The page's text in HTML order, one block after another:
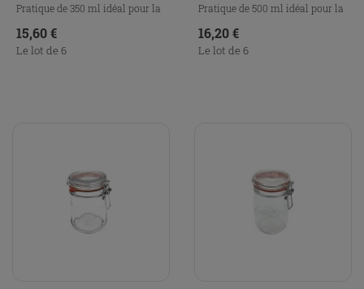
Pratique de 350 ml idéal pour la
conservation,...
Prix
15,60 €
Le lot de 6
Pratique de 500 ml idéal pour la
conservation,...
Prix
16,20 €
Le lot de 6